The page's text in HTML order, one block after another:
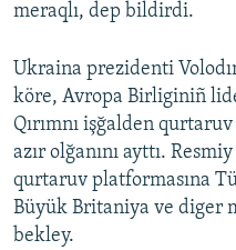
meraqlı, dep bildirdi.
Ukraina prezidenti
köre, Avropa Birliginiñ
Qırımnı işğalden
azır olğanını ayttı.
qurtaruv platformasına
Büyük Britaniya ve diger
bekley.